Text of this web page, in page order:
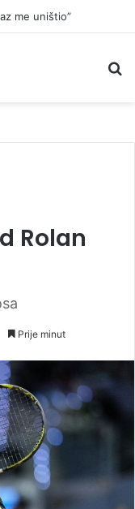
me uništio”
Rolan
Prije minut